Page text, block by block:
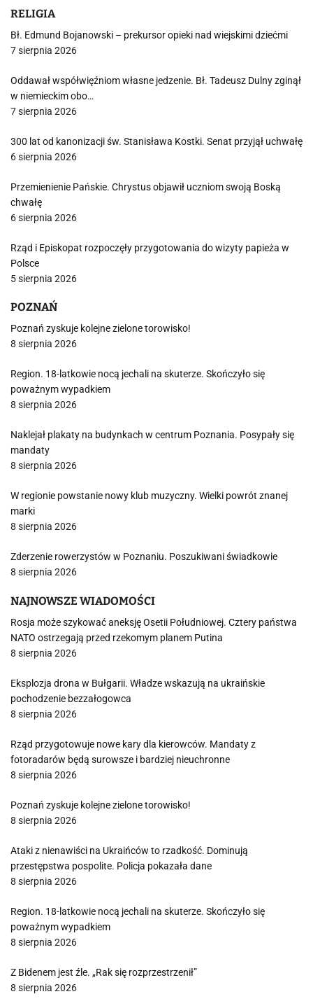
RELIGIA
Bł. Edmund Bojanowski – prekursor opieki nad wiejskimi dziećmi
7 sierpnia 2026
Oddawał współwięźniom własne jedzenie. Bł. Tadeusz Dulny zginął
w niemieckim obo…
7 sierpnia 2026
300 lat od kanonizacji św. Stanisława Kostki. Senat przyjął uchwałę
6 sierpnia 2026
Przemienienie Pańskie. Chrystus objawił uczniom swoją Boską
chwałę
6 sierpnia 2026
Rząd i Episkopat rozpoczęły przygotowania do wizyty papieża w
Polsce
5 sierpnia 2026
POZNAŃ
Poznań zyskuje kolejne zielone torowisko!
8 sierpnia 2026
Region. 18-latkowie nocą jechali na skuterze. Skończyło się
poważnym wypadkiem
8 sierpnia 2026
Naklejał plakaty na budynkach w centrum Poznania. Posypały się
mandaty
8 sierpnia 2026
W regionie powstanie nowy klub muzyczny. Wielki powrót znanej
marki
8 sierpnia 2026
Zderzenie rowerzystów w Poznaniu. Poszukiwani świadkowie
8 sierpnia 2026
NAJNOWSZE WIADOMOŚCI
Rosja może szykować aneksję Osetii Południowej. Cztery państwa
NATO ostrzegają przed rzekomym planem Putina
8 sierpnia 2026
Eksplozja drona w Bułgarii. Władze wskazują na ukraińskie
pochodzenie bezzałogowca
8 sierpnia 2026
Rząd przygotowuje nowe kary dla kierowców. Mandaty z
fotoradarów będą surowsze i bardziej nieuchronne
8 sierpnia 2026
Poznań zyskuje kolejne zielone torowisko!
8 sierpnia 2026
Ataki z nienawiści na Ukraińców to rzadkość. Dominują
przestępstwa pospolite. Policja pokazała dane
8 sierpnia 2026
Region. 18-latkowie nocą jechali na skuterze. Skończyło się
poważnym wypadkiem
8 sierpnia 2026
Z Bidenem jest źle. „Rak się rozprzestrzenił”
8 sierpnia 2026